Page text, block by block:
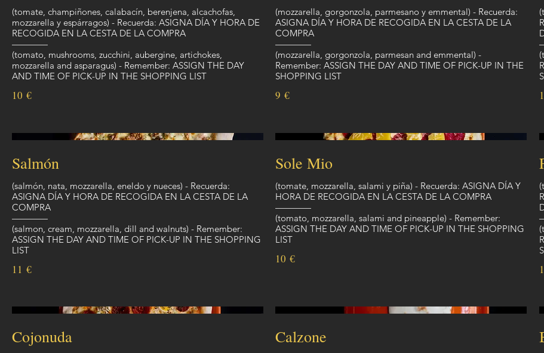
(tomate, champiñones, calabacín, berenjena, alcachofas,
mozzarella y espárragos) - Recuerda: ASIGNA DÍA Y HORA DE
RECOGIDA EN LA CESTA DE LA COMPRA
————
(tomato, mushrooms, zucchini, aubergine, artichokes,
mozzarella and asparagus) - Remember: ASSIGN THE DAY
AND TIME OF PICK-UP IN THE SHOPPING LIST
10 €
(mozzarella, gorgonzola, parmesano y emmental) - Recuerda:
ASIGNA DÍA Y HORA DE RECOGIDA EN LA CESTA DE LA
COMPRA
————
(mozzarella, gorgonzola, parmesan and emmental) -
Remember: ASSIGN THE DAY AND TIME OF PICK-UP IN THE
SHOPPING LIST
9 €
Salmón
(salmón, nata, mozzarella, eneldo y nueces) - Recuerda:
ASIGNA DÍA Y HORA DE RECOGIDA EN LA CESTA DE LA
COMPRA
————
(salmon, cream, mozzarella, dill and walnuts) - Remember:
ASSIGN THE DAY AND TIME OF PICK-UP IN THE SHOPPING
LIST
11 €
Sole Mio
(tomate, mozzarella, salami y piña) - Recuerda: ASIGNA DÍA Y
HORA DE RECOGIDA EN LA CESTA DE LA COMPRA
————
(tomato, mozzarella, salami and pineapple) - Remember:
ASSIGN THE DAY AND TIME OF PICK-UP IN THE SHOPPING
LIST
10 €
Cojonuda Calzone